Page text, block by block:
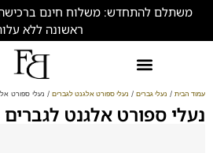
ראשונה ללא
עמוד הבית / נעלי גברים / נעלי ספורט אלגנט לגברים / נעלי ספורט אלגנט
נעלי ספורט אלגנט לגברים 3203 חום כהה